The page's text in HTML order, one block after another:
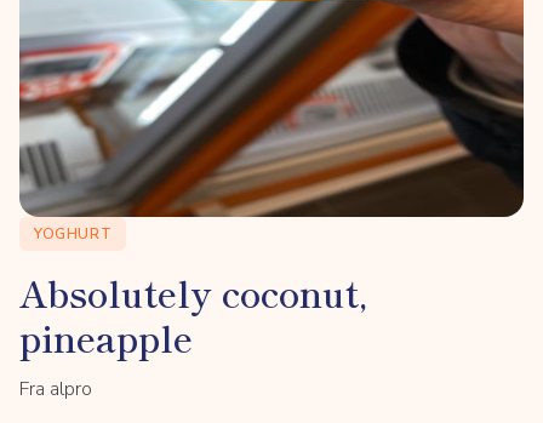
YOGHURT
Absolutely coconut,
pineapple
Fra alpro